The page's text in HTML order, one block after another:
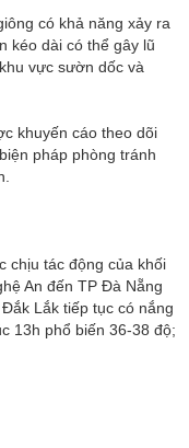
có khả năng xảy ra
kéo dài có thể gây lũ
vực sườn dốc và
khuyến cáo theo dõi
pháp phòng tránh
chịu tác động của khối
An đến TP Đà Nẵng
Lắk tiếp tục có nắng
13h phổ biến 36-38 độ;